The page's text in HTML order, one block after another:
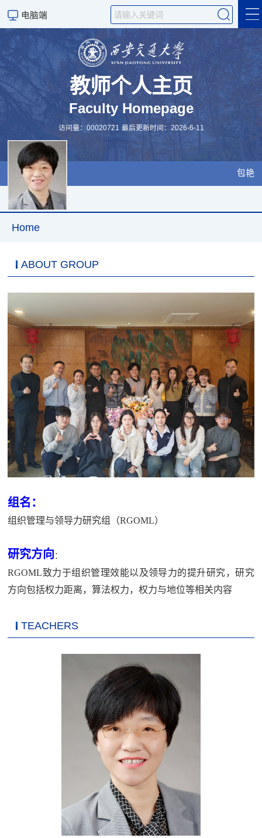
电脑端
Home
教师个人主页
Faculty Homepage
访问量：00020721 最后更新时间：2026-6-11
包艳
Home
ABOUT GROUP
组名：
组织管理与领导力研究组（RGOML）
研究方向 ：
RGOML致力于组织管理效能以及领导力的提升研究，研究
方向包括权力距离，算法权力，权力与地位等相关内容
TEACHERS